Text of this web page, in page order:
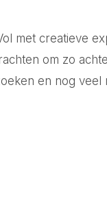
met creatieve
om zo
en nog veel